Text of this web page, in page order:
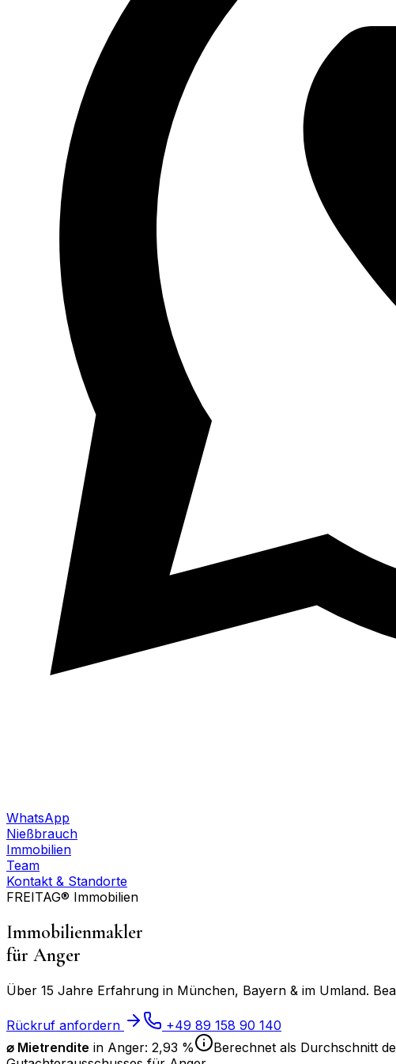
WhatsApp
Nießbrauch
Immobilien
Team
Kontakt & Standorte
FREITAG® Immobilien
Immobilienmakler
für Anger
Über 15 Jahre Erfahrung in München, Bayern & im Umland.
Rückruf anfordern
+49 89 158 90 140
⌀ Mietrendite in Anger: 2,93 %
Berechnet als Durchschnitt